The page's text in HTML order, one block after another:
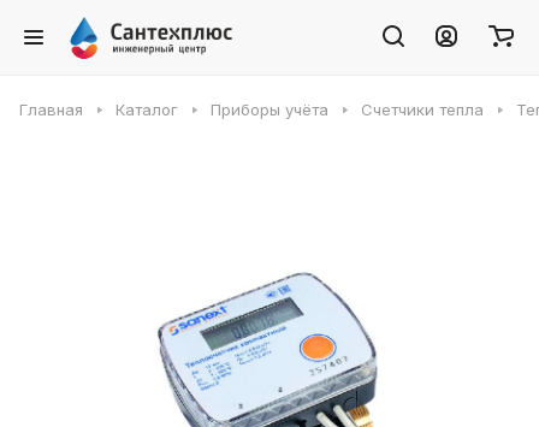
Главная Каталог Приборы учёта Счетчики тепла